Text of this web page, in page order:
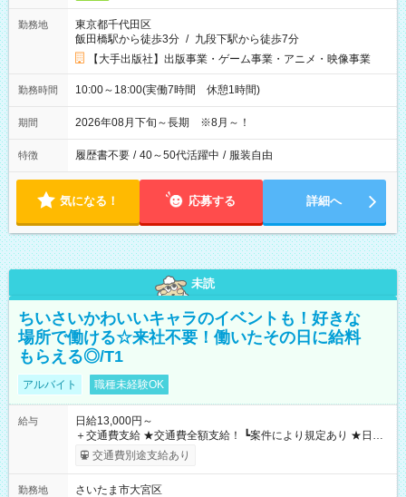
勤務地
東京都千代田区
飯田橋駅から徒歩3分 / 九段下駅から徒歩7分
【大手出版社】出版事業・ゲーム事業・アニメ・映像事業
勤務時間 10:00～18:00(実働7時間 休憩1時間)
期間 2026年08月下旬～長期 ※8月～！
特徴 履歴書不要 / 40～50代活躍中 / 服装自由
気になる！ 応募する 詳細へ
未読
ちいさいかわいいキャラのイベントも！好きな
場所で働ける☆来社不要！働いたその日に給料
もらえる◎/T1
アルバイト 職種未経験OK
給与
日給13,000円～
＋交通費支給 ★交通費全額支給！ ┗案件により規定あり ★日払
いOK！（規定あり） ┗働いたその日に現金GET♪ お仕事後はコ
ンビニATMから 日払い分を引き落とせます！ 【試用期間】試
交通費別途支給あり
勤務地
さいたま市大宮区